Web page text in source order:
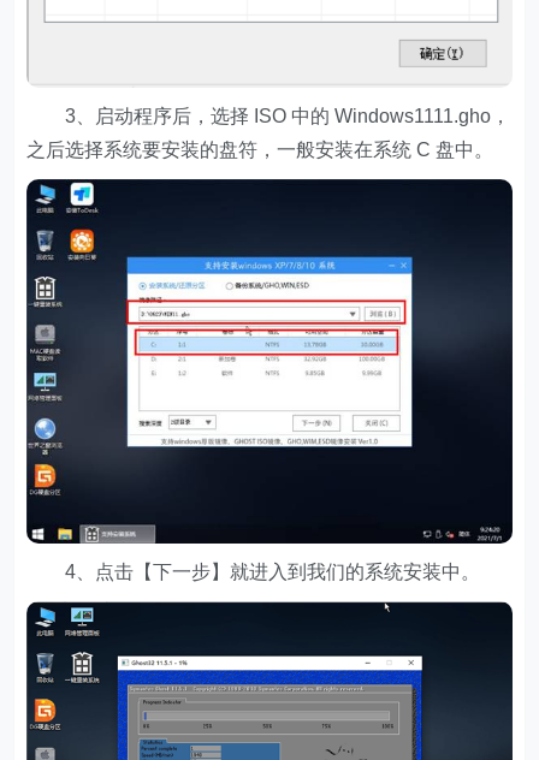
3、启动程序后，选择 ISO 中的 Windows1111.gho，
之后选择系统要安装的盘符，一般安装在系统 C 盘中。
4、点击【下一步】就进入到我们的系统安装中。